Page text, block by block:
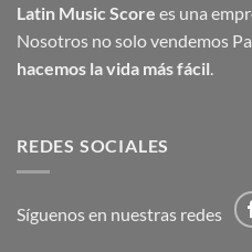
Latin Music Score es una
Nosotros no solo vendemos
hacemos la vida más fácil.
REDES SOCIALES
Síguenos en nuestras redes